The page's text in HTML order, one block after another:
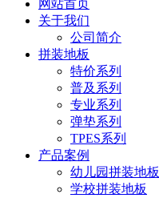
网站首页
关于我们
公司简介
拼装地板
特价系列
普及系列
专业系列
弹垫系列
TPES系列
产品案例
幼儿园拼装地板
学校拼装地板